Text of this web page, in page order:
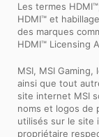
Les termes
HDMI™ et
des marques
HDMI™ Licensing
MSI, MSI
ainsi que tout
site internet MSI
noms et logos de
utilisés sur le site
propriétaire